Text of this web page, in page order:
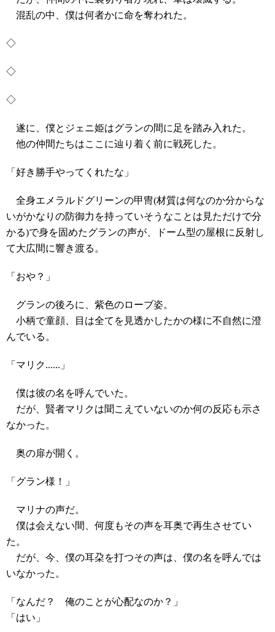
混乱の中、僕は何者かに命を奪われた。
◇
◇
◇
遂に、僕とジェニ姫はグランの間に足を踏み入れた。
他の仲間たちはここに辿り着く前に戦死した。
「好き勝手やってくれたな」
全身エメラルドグリーンの甲冑(材質は何なのか分からな
いがかなりの防御力を持っていそうなことは見ただけで分
かる)で身を固めたグランの声が、ドーム型の屋根に反射し
て大広間に響き渡る。
「おや？」
グランの後ろに、紫色のローブ姿。
小柄で童顔、目は全てを見透かしたかの様に不自然に澄
んでいる。
「マリク......」
僕は彼の名を呼んでいた。
だが、賢者マリクは聞こえていないのか何の反応も示さ
なかった。
奥の扉が開く。
「グラン様！」
マリナの声だ。
僕は会えない間、何度もその声を耳奥で再生させてい
た。
だが、今、僕の耳朶を打つその声は、僕の名を呼んでは
いなかった。
「なんだ？ 俺のことが心配なのか？」
「はい」